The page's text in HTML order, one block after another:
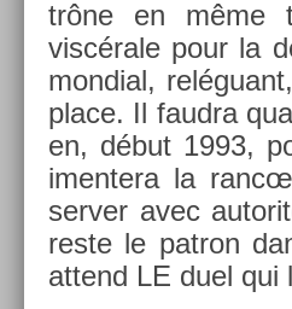
trône en même
viscérale pour la
mon­di­al,
place. Il faud­ra
en, début 1993,
imen­tera la
serv­er avec
reste le pat­ron
at­tend LE duel qui